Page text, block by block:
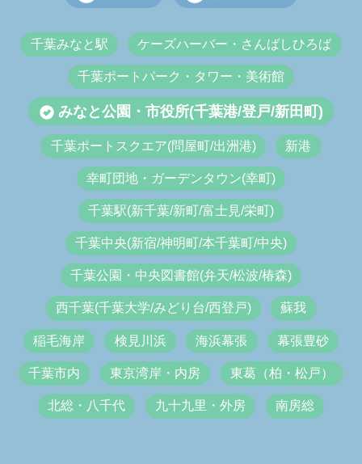
千葉みなと駅 ケーズハーバー・さんばしひろば
千葉ポートパーク・タワー・美術館
みなと公園・市役所(千葉港/登戸/新田町)
千葉ポートスクエア(問屋町/出洲港) 新港
幸町団地・ガーデンタウン(幸町)
千葉駅(新千葉/新町/富士見/栄町)
千葉中央(新宿/神明町/本千葉町/中央)
千葉公園・中央図書館(弁天/松波/椿森)
西千葉(千葉大学/みどり台/西登戸) 蘇我
稲毛海岸 検見川浜 海浜幕張 幕張豊砂
千葉市内 東京湾岸・内房 東葛（柏・松戸）
北総・八千代 九十九里・外房 南房総